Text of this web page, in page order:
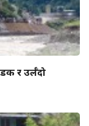
र उर्लँदो